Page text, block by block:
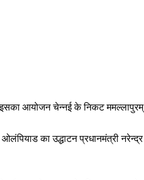
आयोजन चेन्नई के निकट ममल्लापुरम्
का उद्धाटन प्रधानमंत्री